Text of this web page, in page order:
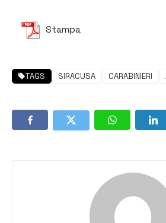
Stampa
TAGS SIRACUSA CARABINIERI